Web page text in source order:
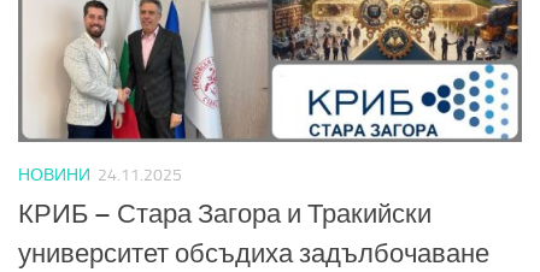
НОВИНИ 24.11.2025
КРИБ – Стара Загора и Тракийски
университет обсъдиха задълбочаване